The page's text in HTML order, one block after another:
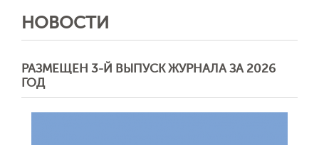
НОВОСТИ
РАЗМЕЩЕН 3-Й ВЫПУСК ЖУРНАЛА ЗА 2026
ГОД